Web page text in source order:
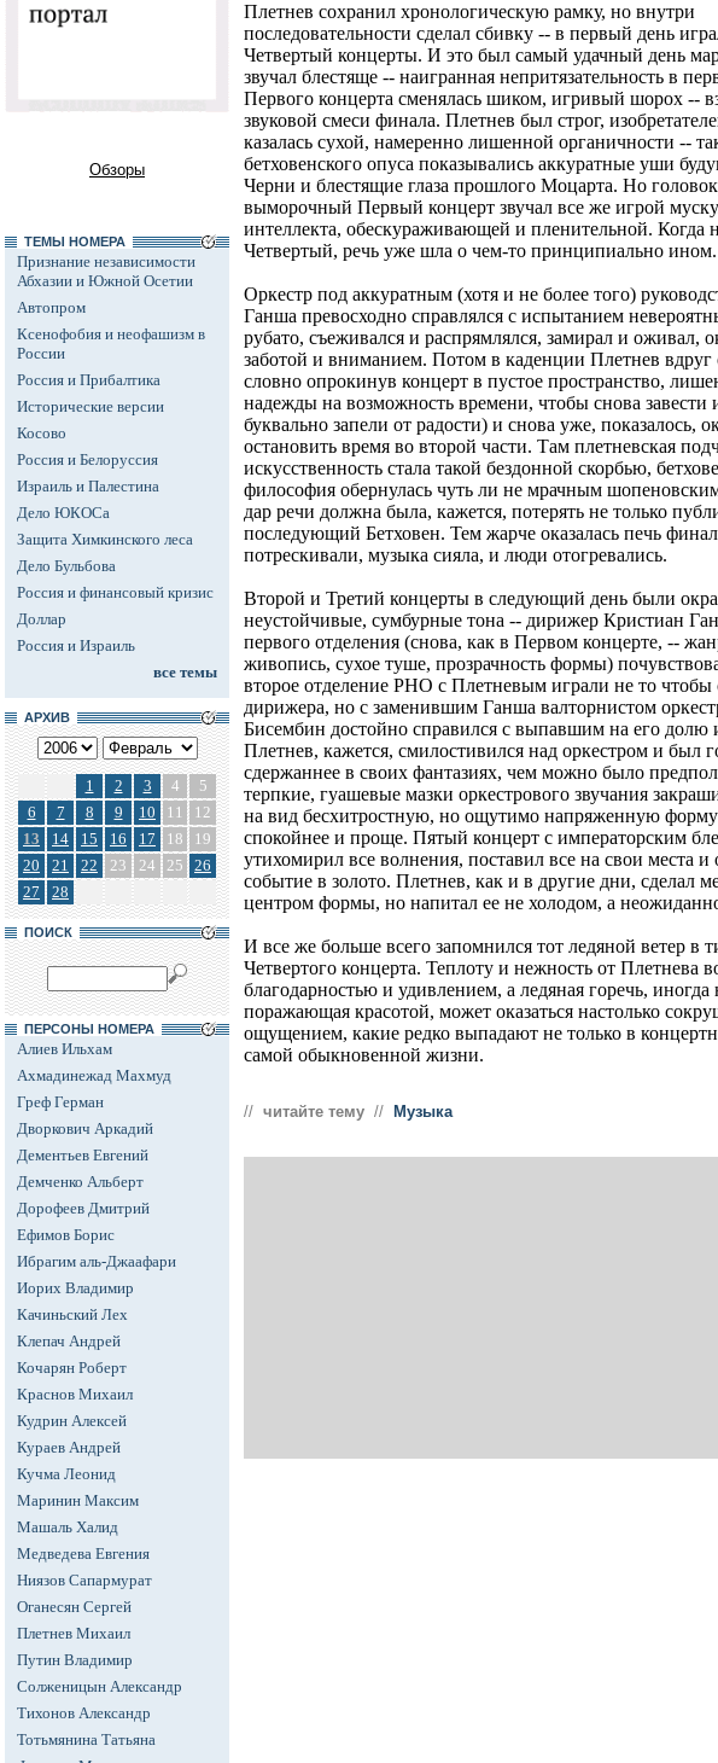
Обзоры
ТЕМЫ НОМЕРА
Признание независимости
Абхазии и Южной Осетии
Автопром
Ксенофобия и неофашизм в
России
Россия и Прибалтика
Исторические версии
Косово
Россия и Белоруссия
Израиль и Палестина
Дело ЮКОСа
Защита Химкинского леса
Дело Бульбова
Россия и финансовый кризис
Доллар
Россия и Израиль
все темы
АРХИВ
1 2 3 4
5
6
7 8 9 10 11
12
13
14 15 16 17 18
19
20
21 22 23 24 25
26
27
28
ПОИСК
ПЕРСОНЫ НОМЕРА
Алиев Ильхам
Ахмадинежад Махмуд
Греф Герман
Дворкович Аркадий
Дементьев Евгений
Демченко Альберт
Дорофеев Дмитрий
Ефимов Борис
Ибрагим аль-Джаафари
Иорих Владимир
Качиньский Лех
Клепач Андрей
Кочарян Роберт
Краснов Михаил
Кудрин Алексей
Кураев Андрей
Кучма Леонид
Маринин Максим
Машаль Халид
Медведева Евгения
Ниязов Сапармурат
Оганесян Сергей
Плетнев Михаил
Путин Владимир
Солженицын Александр
Тихонов Александр
Тотьмянина Татьяна
Плетнев сохранил хронологическую рамку, но внутри
последовательности сделал сбивку -- в первый день
Четвертый концерты. И это был самый удачный день
звучал блестяще -- наигранная непритязательность в
Первого концерта сменялась шиком, игривый шорох --
звуковой смеси финала. Плетнев был строг,
казалась сухой, намеренно лишенной органичности --
бетховенского опуса показывались аккуратные уши
Черни и блестящие глаза прошлого Моцарта. Но
выморочный Первый концерт звучал все же игрой
интеллекта, обескураживающей и пленительной. Когда
Четвертый, речь уже шла о чем-то принципиально ином.
Оркестр под аккуратным (хотя и не более того)
Ганша превосходно справлялся с испытанием
рубато, съеживался и распрямлялся, замирал и оживал,
заботой и вниманием. Потом в каденции Плетнев вдруг
словно опрокинув концерт в пустое пространство,
надежды на возможность времени, чтобы снова завести
буквально запели от радости) и снова уже, показалось,
остановить время во второй части. Там плетневская
искусственность стала такой бездонной скорбью,
философия обернулась чуть ли не мрачным
дар речи должна была, кажется, потерять не только
последующий Бетховен. Тем жарче оказалась печь
потрескивали, музыка сияла, и люди отогревались.
Второй и Третий концерты в следующий день были
неустойчивые, сумбурные тона -- дирижер Кристиан
первого отделения (снова, как в Первом концерте, --
живопись, сухое туше, прозрачность формы)
второе отделение РНО с Плетневым играли не то чтобы
дирижера, но с заменившим Ганша валторнистом
Бисембин достойно справился с выпавшим на его долю
Плетнев, кажется, смилостивился над оркестром и был
сдержаннее в своих фантазиях, чем можно было
терпкие, гуашевые мазки оркестрового звучания
на вид бесхитростную, но ощутимо напряженную форму
спокойнее и проще. Пятый концерт с императорским
утихомирил все волнения, поставил все на свои места и
событие в золото. Плетнев, как и в другие дни, сделал
центром формы, но напитал ее не холодом, а
И все же больше всего запомнился тот ледяной ветер в
Четвертого концерта. Теплоту и нежность от Плетнева
благодарностью и удивлением, а ледяная горечь, иногда
поражающая красотой, может оказаться настолько
ощущением, какие редко выпадают не только в
самой обыкновенной жизни.
// читайте тему // Музыка